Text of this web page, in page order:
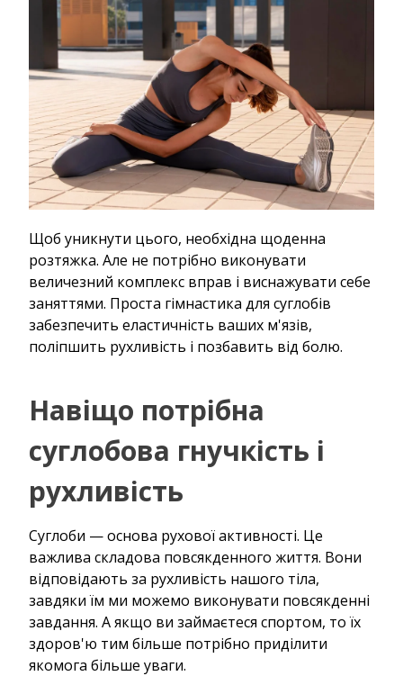
Щоб уникнути цього, необхідна щоденна
розтяжка. Але не потрібно виконувати
величезний комплекс вправ і виснажувати себе
заняттями. Проста гімнастика для суглобів
забезпечить еластичність ваших м'язів,
поліпшить рухливість і позбавить від болю.
Навіщо потрібна
суглобова гнучкість і
рухливість
Суглоби — основа рухової активності. Це
важлива складова повсякденного життя. Вони
відповідають за рухливість нашого тіла,
завдяки їм ми можемо виконувати повсякденні
завдання. А якщо ви займаєтеся спортом, то їх
здоров'ю тим більше потрібно приділити
якомога більше уваги.